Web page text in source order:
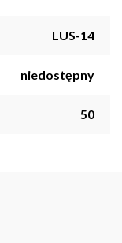
LUS-14
niedostępny
50